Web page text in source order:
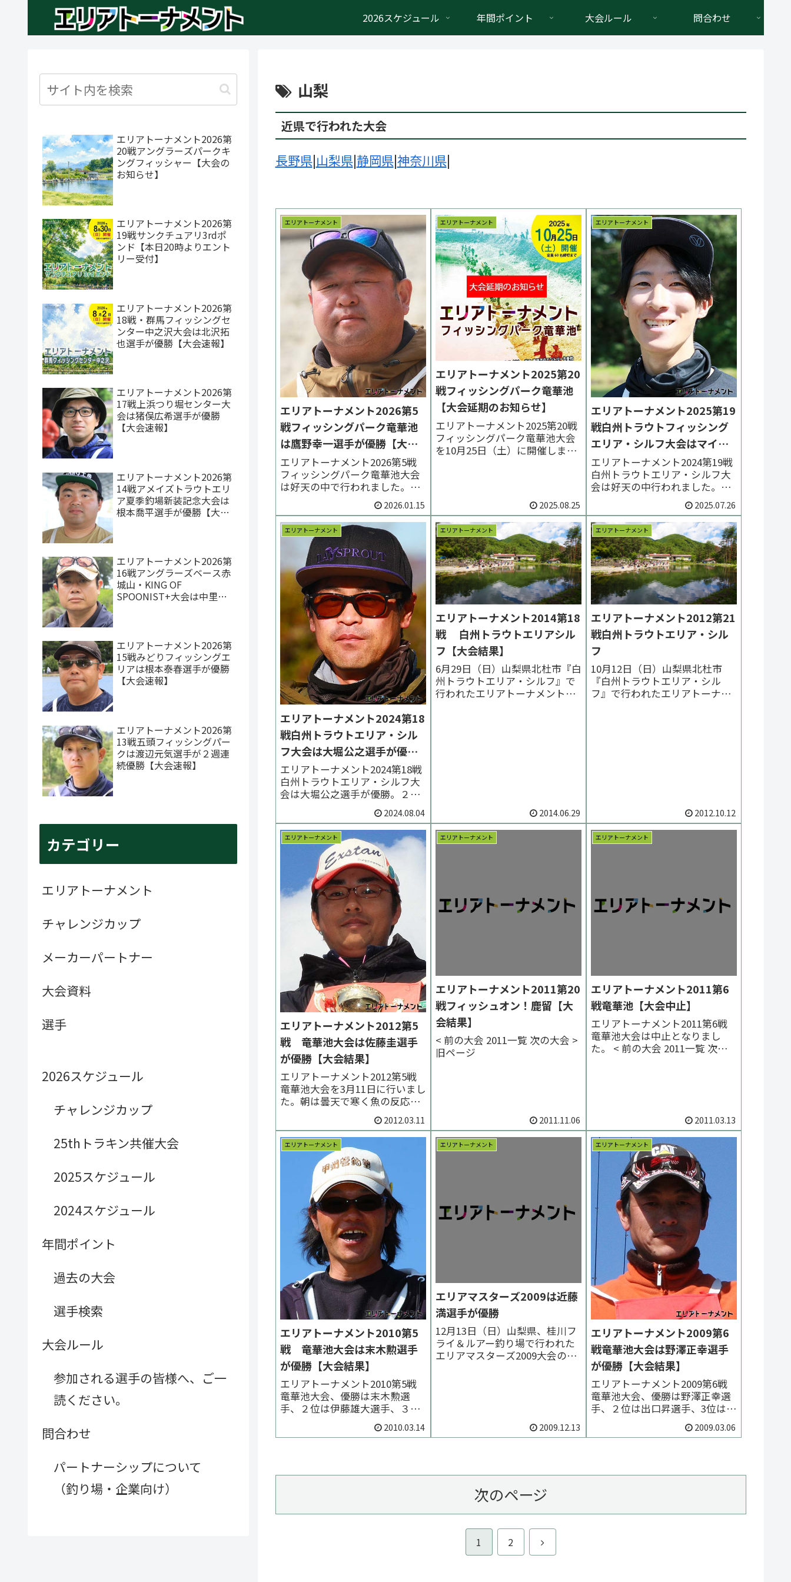
2026スケジュール 年間ポイント 大会ルール 問合わせ
山梨
近県で行われた大会
長野県|山梨県|静岡県|神奈川県|
エリアトーナメント
エリアトーナメント2026第5
戦フィッシングパーク竜華池
は鷹野幸一選手が優勝【大会
結果】
エリアトーナメント2026第5戦
フィッシングパーク竜華池大会
は好天の中で行われました。決
勝はボトム着底からの短い区間
の巻き勝負になりました。優勝
は鷹野幸一選手、２位は陶山玖
門選手、３位は廣瀬寿仁選手で
した。 < 前の大会 2026一覧 次
の大会 >表彰台 優勝：鷹野幸一
選手 表彰...
2026.01.15
エリアトーナメント
エリアトーナメント2025第20
戦フィッシングパーク竜華池
【大会延期のお知らせ】
エリアトーナメント2025第20戦
フィッシングパーク竜華池大会
を10月25日（土）に開催しま
の大会 >【大会運営より】10/24
9:30発表NEW!エリアトーナメン
ト2025...
2025.08.25
エリアトーナメント
エリアトーナメント2025第19
戦白州トラウトフィッシング
エリア・シルフ大会はマイク
ロン佐藤選手が優勝【大会速
報】
エリアトーナメント2024第19戦
白州トラウトエリア・シルフ大
会は好天の中行われました。優
勝はマイクロン佐藤選手、２位
は木村信人選手、３位は大木洋
一郎選手でした。 < 前の大会
2025一覧 次の大会 >大会結果の
情報更新は9/29（月）以後順次
行います。TKポイント 第19戦
分...
2025.07.26
エリアトーナメント
エリアトーナメント2024第18
戦白州トラウトエリア・シル
フ大会は大堀公之選手が優勝
【大会結果】
エリアトーナメント2024第18戦
白州トラウトエリア・シルフ大
会は大堀公之選手が優勝。２位
は末木美保選手、姫野瑠衣選手
でした。 < 前の大会 2024一覧
次の大会 >表彰台 優勝：大堀公
之選手 表彰台 ラーメン賞●決勝
トーナメント表 PDF●予選集計
表 PDF●当日の天気 外部...
2024.08.04
エリアトーナメント
エリアトーナメント2014第18
戦 白州トラウトエリアシル
フ【大会結果】
6月29日（日）山梨県北杜市『白
州トラウトエリア・シルフ』で
行われたエリアトーナメント
2014.06.29
エリアトーナメント
エリアトーナメント2012第21
戦白州トラウトエリア・シル
フ
10月12日（日）山梨県北杜市
『白州トラウトエリア・シル
フ』で行われたエリアトーナメ
2012.10.12
エリアトーナメント
エリアトーナメント2012第5
戦 竜華池大会は佐藤圭選手
が優勝【大会結果】
エリアトーナメント2012第5戦
竜華池大会を3月11日に行いまし
た。朝は曇天で寒く魚の反応が
悪かったものの、晴れ間が出だ
すと活性が上がりだし、尻上が
りに釣果を伸ばす１日でした。
優勝は佐藤圭選手、２位は今村
賢一選手、３位は平島武宏選手
でした。 < 前の大会 2012一覧
次の大会 ...
2012.03.11
エリアトーナメント
エリアトーナメント2011第20
戦フィッシュオン！鹿留【大
会結果】
< 前の大会 2011一覧 次の大会 >
旧ページ
2011.11.06
エリアトーナメント
エリアトーナメント2011第6
戦竜華池【大会中止】
エリアトーナメント2011第6戦
竜華池大会は中止となりまし
た。 < 前の大会 2011一覧 次の
2011.03.13
エリアトーナメント
エリアトーナメント2010第5
戦 竜華池大会は末木勲選手
が優勝【大会結果】
エリアトーナメント2010第5戦
竜華池大会、優勝は末木勲選
手、２位は伊藤雄大選手、３位
は小林紀之選手でした。 < 前の
大会 2010一覧 次の大会 >優勝者
2010.03.14
エリアトーナメント
エリアマスターズ2009は近藤
満選手が優勝
12月13日（日）山梨県、桂川フ
ライ＆ルアー釣り場で行われた
エリアマスターズ2009大会の様
MASTERS 翌年 >過去の大会大会
ページ
2009.12.13
エリアトーナメント
エリアトーナメント2009第6
戦竜華池大会は野澤正幸選手
が優勝【大会結果】
エリアトーナメント2009第6戦
竜華池大会、優勝は野澤正幸選
手、２位は出口昇選手、3位は小
林紀之選手でした。 < 前の大会
2009一覧 次の大会 >予選 朝か
2009.03.06
次のページ
1 2
次
エリアトーナメント2026第
20戦アングラーズパークキ
ングフィッシャー【大会の
お知らせ】
エリアトーナメント2026第
19戦サンクチュアリ3rdポ
ンド【本日20時よりエント
リー受付】
エリアトーナメント2026第
18戦・群馬フィッシングセ
ンター中之沢大会は北沢拓
也選手が優勝【大会速報】
エリアトーナメント2026第
17戦上浜つり堀センター大
会は猪俣広希選手が優勝
【大会速報】
エリアトーナメント2026第
14戦アメイズトラウトエリ
ア夏季釣場新装記念大会は
根本喬平選手が優勝【大会
エリアトーナメント2026第
16戦アングラーズベース赤
城山・KING OF
SPOONIST+大会は中里元
エリアトーナメント2026第
15戦みどりフィッシングエ
リアは根本泰春選手が優勝
【大会速報】
エリアトーナメント2026第
13戦五頭フィッシングパー
クは渡辺元気選手が２週連
続優勝【大会速報】
カテゴリー
エリアトーナメント
チャレンジカップ
メーカーパートナー
大会資料
選手
2026スケジュール
チャレンジカップ
25thトラキン共催大会
2025スケジュール
2024スケジュール
年間ポイント
過去の大会
選手検索
大会ルール
参加される選手の皆様へ、ご一
読ください。
問合わせ
パートナーシップについて
（釣り場・企業向け）